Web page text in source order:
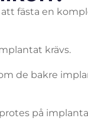
fästa en
krävs.
de bakre
på